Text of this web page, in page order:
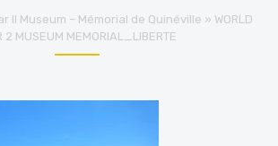
II Museum – Mémorial de Quinéville » WORLD
2 MUSEUM MEMORIAL_LIBERTE